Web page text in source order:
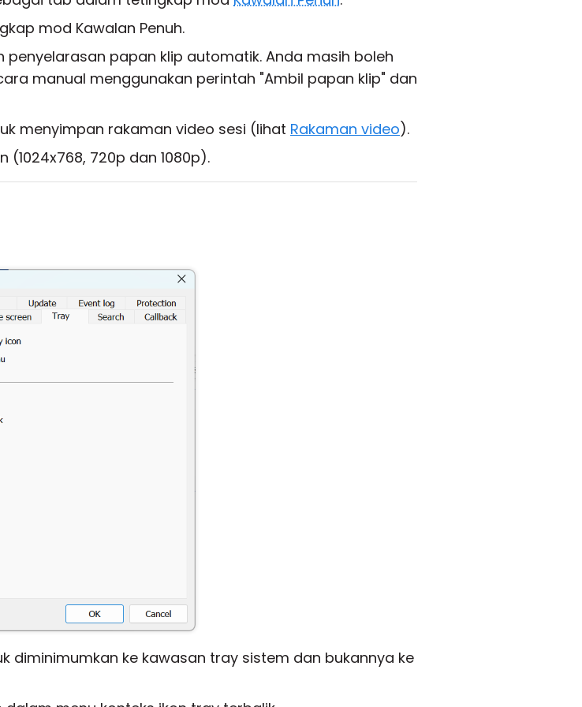
mod Kawalan Penuh.
penyelarasan papan klip automatik. Anda masih boleh
manual menggunakan perintah "Ambil papan klip" dan
menyimpan rakaman video sesi (lihat Rakaman video).
720p dan 1080p).
diminimumkan ke kawasan tray sistem dan bukannya ke